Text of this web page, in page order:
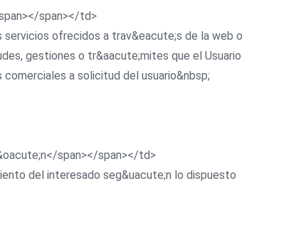
span></td>
ofrecidos a trav&eacute;s de la web o
gestiones o tr&aacute;mites que el Usuario
a solicitud del usuario&nbsp;
span></span></td>
del interesado seg&uacute;n lo dispuesto